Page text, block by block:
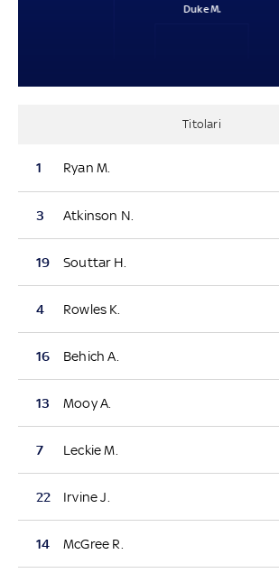
Duke M.
Titolari
1 Ryan M.
3 Atkinson N.
19 Souttar H.
4 Rowles K.
16 Behich A.
13 Mooy A.
7 Leckie M.
22 Irvine J.
14 McGree R.